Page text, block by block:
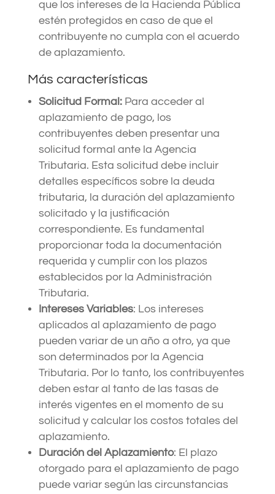
que los intereses de la Hacienda Pública
estén protegidos en caso de que el
contribuyente no cumpla con el acuerdo
de aplazamiento.
Más características
Solicitud Formal:Para acceder al
aplazamiento de pago, los
contribuyentes deben presentar una
solicitud formal ante la Agencia
Tributaria. Esta solicitud debe incluir
detalles específicos sobre la deuda
tributaria, la duración del aplazamiento
solicitado y la justificación
correspondiente. Es fundamental
proporcionar toda la documentación
requerida y cumplir con los plazos
establecidos por la Administración
Tributaria.
Intereses Variables: Los intereses
aplicados al aplazamiento de pago
pueden variar de un año a otro, ya que
son determinados por la Agencia
Tributaria. Por lo tanto, los contribuyentes
deben estar al tanto de las tasas de
interés vigentes en el momento de su
solicitud y calcular los costos totales del
aplazamiento.
Duración del Aplazamiento: El plazo
otorgado para el aplazamiento de pago
puede variar según las circunstancias